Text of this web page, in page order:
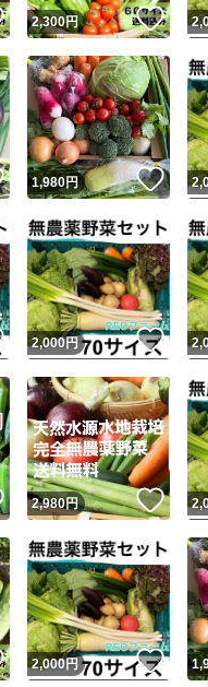
Yahoo!フリマが定めた一定の
安心取引出品者
安心取引出品者
取引実績
商品画像の無断転載
いいね！
2,300円 いい
いいね！
1,980円 いい
いいね！
2,000円 いい
いいね！
2,980円 いい
いいね！
2,000円 いい